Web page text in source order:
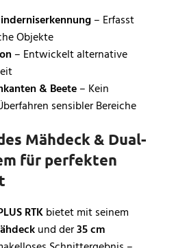
– Erfasst
Objekte
– Entwickelt alternative
& Beete– Kein
sensibler Bereiche
Mähdeck & Dual-
für perfekten
RTKbietet mit seinem
und der35 cm